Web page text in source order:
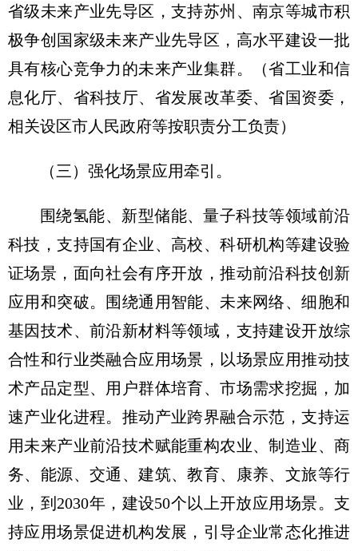
省级未来产业先导区，支持苏州、南京等城市积
极争创国家级未来产业先导区，高水平建设一批
具有核心竞争力的未来产业集群。
（省工业和信
息化厅、省科技厅、省发展改革委、省国资委，
相关设区市人民政府等按职责分工负责）
（三）强化场景应用牵引。
围绕氢能、新型储能、量子科技等领域前沿
科技，支持国有企业、高校、科研机构等建设验
证场景，面向社会有序开放，推动前沿科技创新
应用和突破。围绕通用智能、未来网络、细胞和
基因技术、前沿新材料等领域，支持建设开放综
合性和行业类融合应用场景，以场景应用推动技
术产品定型、用户群体培育、市场需求挖掘，加
速产业化进程。推动产业跨界融合示范，支持运
用未来产业前沿技术赋能重构农业、制造业、商
务、能源、交通、建筑、教育、康养、文旅等行
业，到2030年，建设50个以上开放应用场景。支
持应用场景促进机构发展，引导企业常态化推进